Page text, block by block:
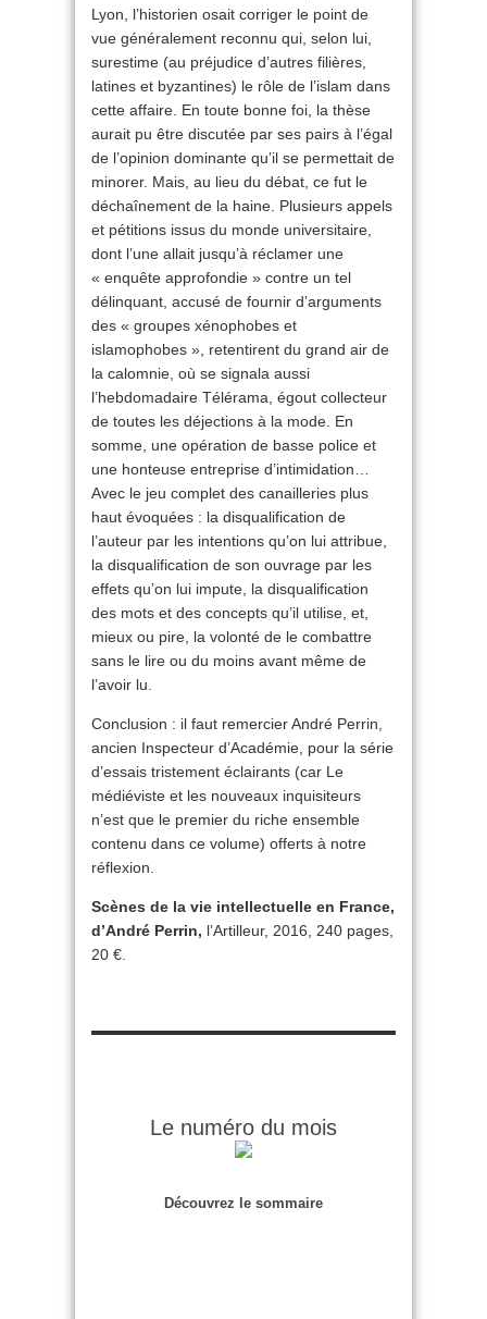
Lyon, l’historien osait corriger le point de
vue généralement reconnu qui, selon lui,
surestime (au préjudice d’autres filières,
latines et byzantines) le rôle de l’islam dans
cette affaire. En toute bonne foi, la thèse
aurait pu être discutée par ses pairs à l’égal
de l’opinion dominante qu’il se permettait de
minorer. Mais, au lieu du débat, ce fut le
déchaînement de la haine. Plusieurs appels
et pétitions issus du monde universitaire,
dont l’une allait jusqu’à réclamer une
« enquête approfondie » contre un tel
délinquant, accusé de fournir d’arguments
des « groupes xénophobes et
islamophobes », retentirent du grand air de
la calomnie, où se signala aussi
l’hebdomadaire Télérama, égout collecteur
de toutes les déjections à la mode. En
somme, une opération de basse police et
une honteuse entreprise d’intimidation…
Avec le jeu complet des canailleries plus
haut évoquées : la disqualification de
l’auteur par les intentions qu’on lui attribue,
la disqualification de son ouvrage par les
effets qu’on lui impute, la disqualification
des mots et des concepts qu’il utilise, et,
mieux ou pire, la volonté de le combattre
sans le lire ou du moins avant même de
l’avoir lu.
Conclusion : il faut remercier André Perrin,
ancien Inspecteur d’Académie, pour la série
d’essais tristement éclairants (car Le
médiéviste et les nouveaux inquisiteurs
n’est que le premier du riche ensemble
contenu dans ce volume) offerts à notre
réflexion.
Scènes de la vie intellectuelle en France,
d’André Perrin, l’Artilleur, 2016, 240 pages,
20 €.
Le numéro du mois
Découvrez le sommaire